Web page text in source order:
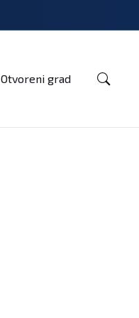
Otvoreni grad